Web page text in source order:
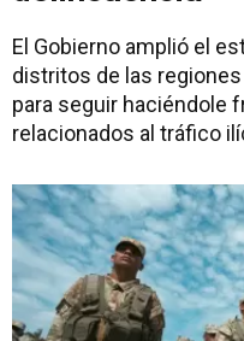
El Gobierno amplió el
distritos de las
para seguir haciéndole
relacionados al tráfico